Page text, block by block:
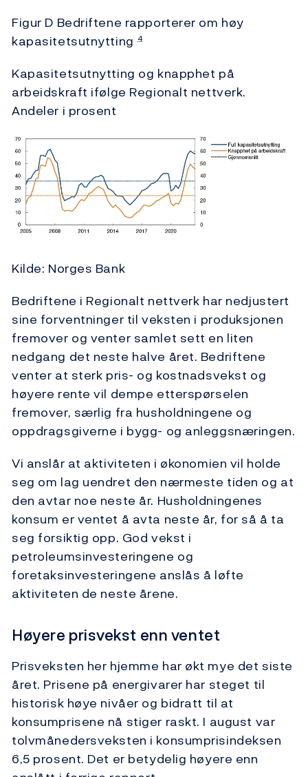
Figur D Bedriftene rapporterer om høy
kapasitetsutnytting 4
Kapasitetsutnytting og knapphet på
arbeidskraft ifølge Regionalt nettverk.
Andeler i prosent
Kilde: Norges Bank
Bedriftene i Regionalt nettverk har nedjustert
sine forventninger til veksten i produksjonen
fremover og venter samlet sett en liten
nedgang det neste halve året. Bedriftene
venter at sterk pris- og kostnadsvekst og
høyere rente vil dempe etterspørselen
fremover, særlig fra husholdningene og
oppdragsgiverne i bygg- og anleggsnæringen.
Vi anslår at aktiviteten i økonomien vil holde
seg om lag uendret den nærmeste tiden og at
den avtar noe neste år. Husholdningenes
konsum er ventet å avta neste år, for så å ta
seg forsiktig opp. God vekst i
petroleumsinvesteringene og
foretaksinvesteringene anslås å løfte
aktiviteten de neste årene.
Høyere prisvekst enn ventet
Prisveksten her hjemme har økt mye det siste
året. Prisene på energivarer har steget til
historisk høye nivåer og bidratt til at
konsumprisene nå stiger raskt. I august var
tolvmånedersveksten i konsumprisindeksen
6,5 prosent. Det er betydelig høyere enn